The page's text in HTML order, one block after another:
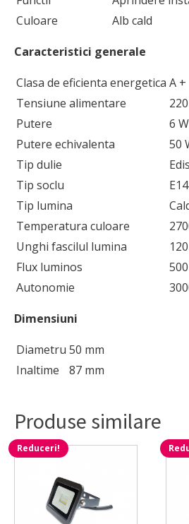
Culoare
Alb cald
Caracteristici generale
Clasa de eficienta energetica A +
Tensiune alimentare
Putere
6 W
Putere echivalenta
50
Tip dulie
Tip soclu
E14
Tip lumina
Temperatura culoare
Unghi fascilul lumina
Flux luminos
Autonomie
Dimensiuni
Diametru 50 mm
Inaltime
87 mm
Produse similare
Reduceri!